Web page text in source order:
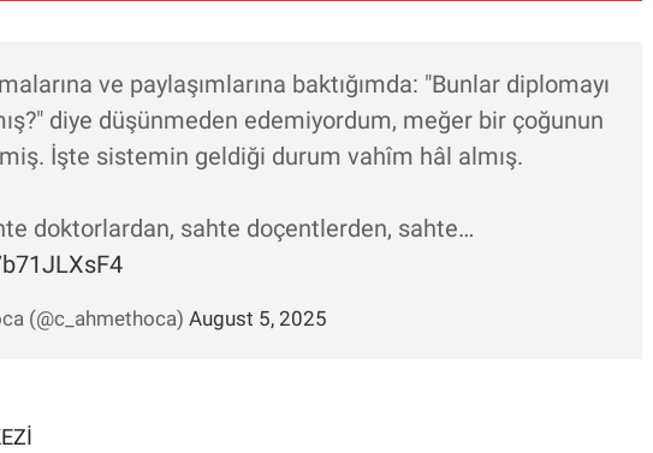
ve paylaşımlarına baktığımda: "Bunlar diplomayı
diye düşünmeden edemiyordum, meğer bir çoğunun
İşte sistemin geldiği durum vahîm hâl almış.
doktorlardan, sahte doçentlerden, sahte…
(@c_ahmethoca) August 5, 2025